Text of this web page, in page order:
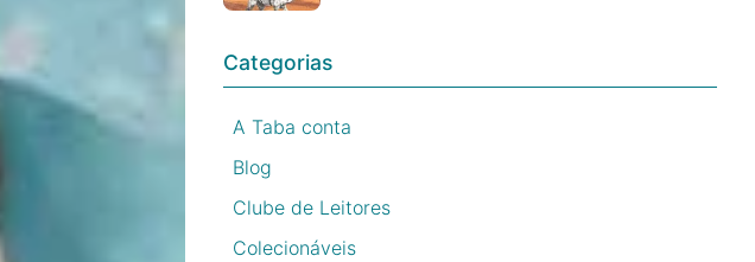
Categorias
A Taba conta
Blog
Clube de Leitores
Colecionáveis